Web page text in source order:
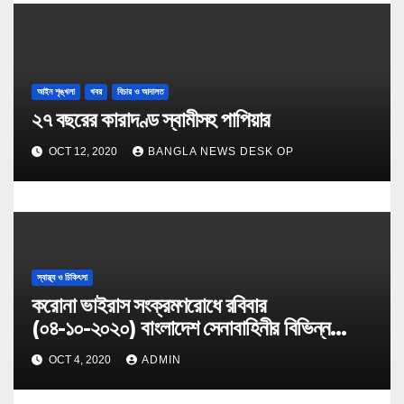
আইন শৃঙ্খলা খবর বিচার ও আদালত
২৭ বছরের কারাদণ্ড স্বামীসহ পাপিয়ার
OCT 12, 2020 BANGLA NEWS DESK OP
স্বাস্থ্য ও চিকিৎসা
করোনা ভাইরাস সংক্রমণরোধে রবিবার
(০৪-১০-২০২০) বাংলাদেশ সেনাবাহিনীর বিভিন্ন
কার্যক্রম
OCT 4, 2020 ADMIN